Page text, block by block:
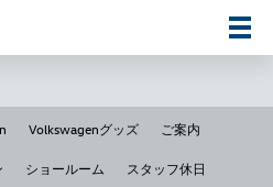
Volkswagenグッズ ご案内
ショールーム スタッフ休日